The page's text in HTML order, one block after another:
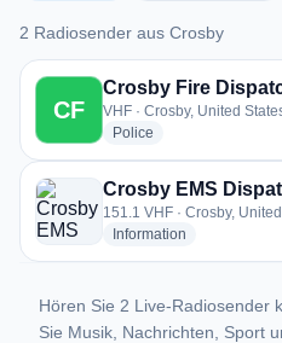
2 Radiosender aus Crosby
2 Radiosender aus Crosby
CF
Crosby Fire
VHF · Crosby, United
Police
Crosby EMS
151.1 VHF · Crosby,
Information
Hören Sie 2 Live-Radiosender
Sie Musik, Nachrichten, Sport